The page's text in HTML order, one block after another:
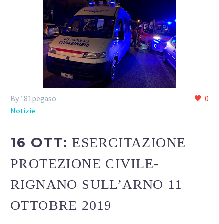
0
By 181pegaso
Notizie
16 OTT:ESERCITAZIONE
PROTEZIONE CIVILE-
RIGNANO SULL’ARNO 11
OTTOBRE 2019